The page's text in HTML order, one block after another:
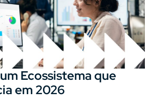
Ecossistema que
em 2026